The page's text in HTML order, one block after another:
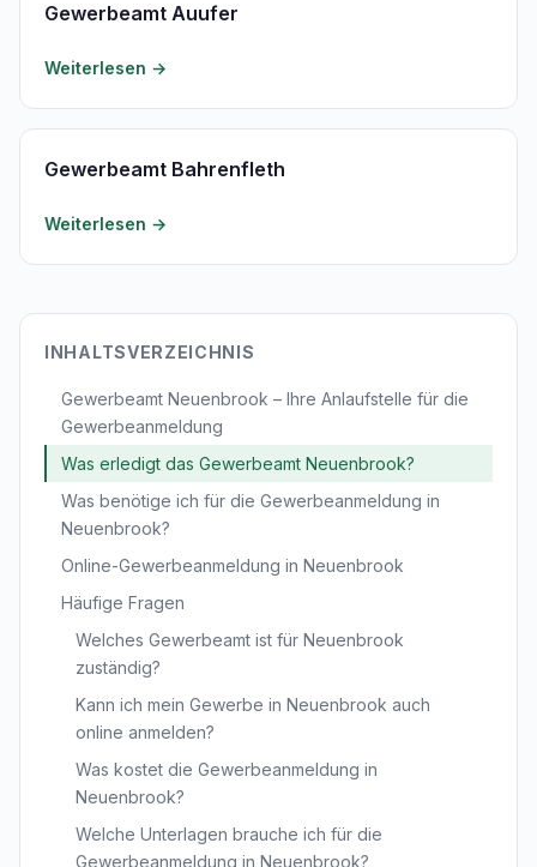
Gewerbeamt Auufer
Weiterlesen →
Gewerbeamt Bahrenfleth
Weiterlesen →
INHALTSVERZEICHNIS
Gewerbeamt Neuenbrook – Ihre Anlaufstelle für die
Gewerbeanmeldung
Was erledigt das Gewerbeamt Neuenbrook?
Was benötige ich für die Gewerbeanmeldung in
Neuenbrook?
Online-Gewerbeanmeldung in Neuenbrook
Häufige Fragen
Welches Gewerbeamt ist für Neuenbrook
zuständig?
Kann ich mein Gewerbe in Neuenbrook auch
online anmelden?
Was kostet die Gewerbeanmeldung in
Neuenbrook?
Welche Unterlagen brauche ich für die
Gewerbeanmeldung in Neuenbrook?